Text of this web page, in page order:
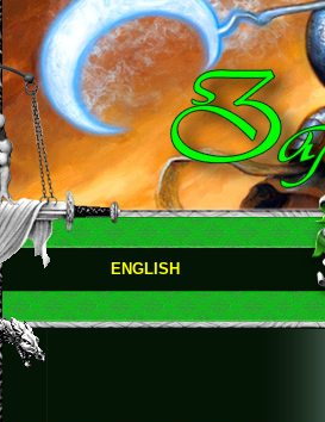
ENGLISH